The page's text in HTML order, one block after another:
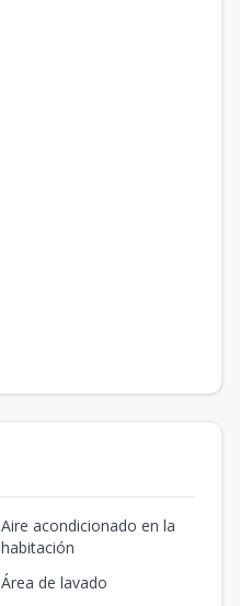
Aire acondicionado en la
habitación
Área de lavado